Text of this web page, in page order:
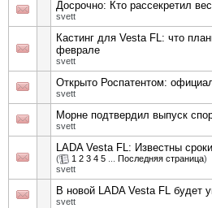
Досрочно: Кто рассекретил
svett
Кастинг для Vesta FL: что
феврале
svett
Открыто Роспатентом:
svett
Морне подтвердил выпуск
svett
LADA Vesta FL: Известны
( 1 2 3 4 5 Последняя страница)
svett
В новой LADA Vesta FL будет
svett